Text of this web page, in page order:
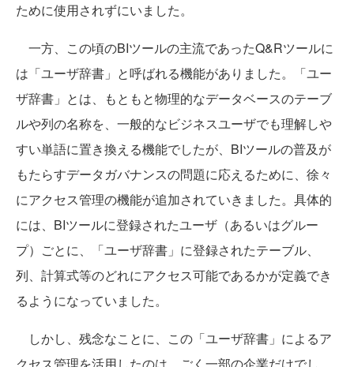
ために使用されずにいました。
一方、この頃のBIツールの主流であったQ&Rツールに
は「ユーザ辞書」と呼ばれる機能がありました。「ユー
ザ辞書」とは、もともと物理的なデータベースのテーブ
ルや列の名称を、一般的なビジネスユーザでも理解しや
すい単語に置き換える機能でしたが、BIツールの普及が
もたらすデータガバナンスの問題に応えるために、徐々
にアクセス管理の機能が追加されていきました。具体的
には、BIツールに登録されたユーザ（あるいはグルー
プ）ごとに、「ユーザ辞書」に登録されたテーブル、
列、計算式等のどれにアクセス可能であるかが定義でき
るようになっていました。
しかし、残念なことに、この「ユーザ辞書」によるア